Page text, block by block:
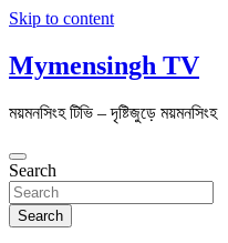
Skip to content
Mymensingh TV
ময়মনসিংহ টিভি – দৃষ্টিজুড়ে ময়মনসিংহ
Search
Search